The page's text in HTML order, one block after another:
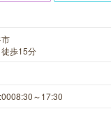
歩15分
～17:30